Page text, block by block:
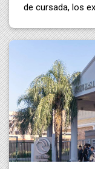
de cursada, los